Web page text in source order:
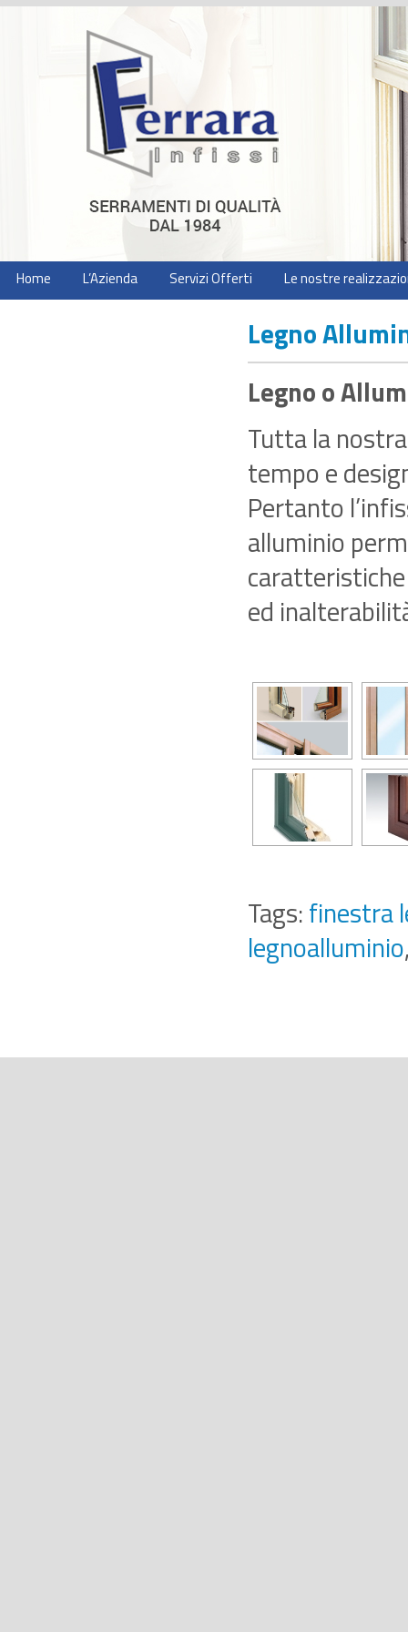
Home L’Azienda Servizi Offerti Le nostre
Legno
Legno o
Tutta la
tempo e
Pertanto
alluminio
ed
Tags:finestra
legnoalluminio